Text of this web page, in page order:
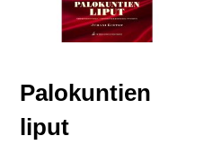
Palokuntien
liput